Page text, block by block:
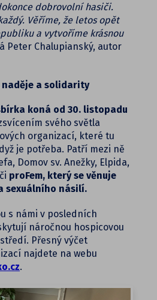
dobrovolní hasiči.
Věříme, že letos opět
a vytvoříme krásnou
Peter Chalupianský, autor
naděje a solidarity
koná od 30. listopadu
svého světla
organizací, které tu
je potřeba. Patří mezi ně
Domov sv. Anežky, Elpida,
proFem, který se věnuje
sexuálního násilí.
s námi v posledních
náročnou hospicovou
Přesný výčet
najdete na webu
.